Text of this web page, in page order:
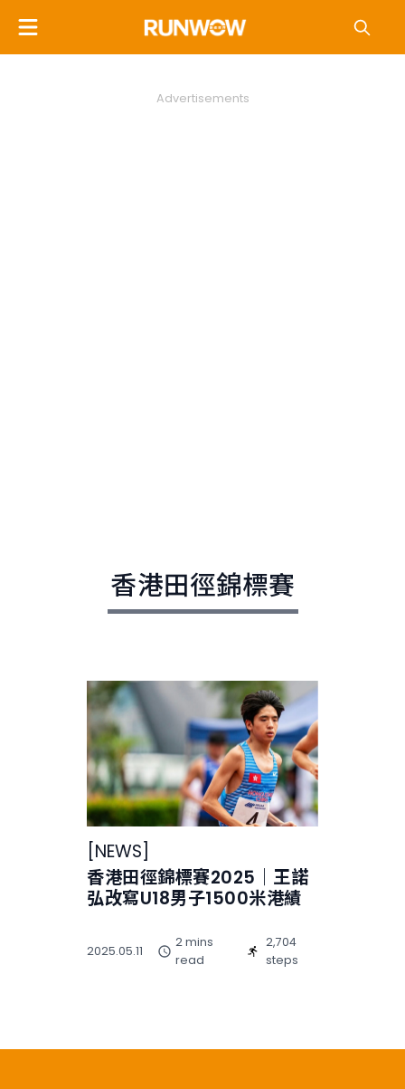
Advertisements
香港田徑錦標賽
NEWS
香港田徑錦標賽2025｜王諾
弘改寫U18男子1500米港績
2025.05.11
2 mins
read
2,704
steps